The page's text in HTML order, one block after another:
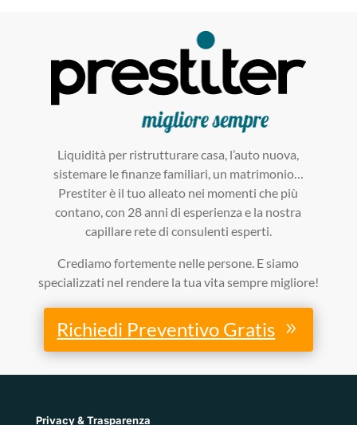
Liquidità per ristrutturare casa, l’auto nuova,
sistemare le finanze familiari, un matrimonio…
Prestiter è il tuo alleato nei momenti che più
contano, con 28 anni di esperienza e la nostra
capillare rete di consulenti esperti.
Crediamo fortemente nelle persone. E siamo
specializzati nel rendere la tua vita sempre migliore!
Richiedi Preventivo Gratis
Privacy & Trasparenza